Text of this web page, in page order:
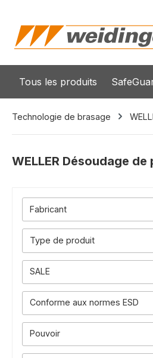
Tous les produits
Technologie de brasage
WELLER Désoudage
Fabricant
Type de produit
SALE
Conforme aux normes ESD
Pouvoir